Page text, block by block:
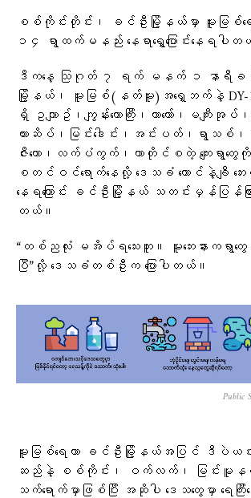
စစ်ကိုင်းတိုင်း၊ ခင်ဦးမြို့နယ်မှာ မူးမြစ်ရေကြီး
၁၄ ရွာထက်မနည်း နေရာရွှေ့ပြောင်းနေရပါ
ဒီကနေ့ သြဂုတ် ၇ ရက် မနက် ၁ နာရီခ
မြို့နယ်၊ မူးမြစ်(နတ်မူး)အရှေ့ဘက်နဲ့ DY-1
ရှိ ဥယျာဥ်၊ကျွန်းတောကြီး၊ယာတော်၊မက
ကားဆိပ်၊မြင်းဒေါင်း၊အင်းပတ်၊ရွာသစ်၊
ဇီးတော၊လက်ပံကွက်၊တာတိုင်စတဲ့ ကျေးရွာတွေကို
စတင်ဝင်ရောက်နေလို့ ဒေသခံ ထောင်နဲ့ချီ ဘေးလွ
နေရကြောင်း ခင်ဦးမြို့နယ် သတင်းမှန်ပြန်ကြား
တယ်။
“တစ်ညလုံး မအိပ်ရသေးဘူး။ မူးဘေးနားကရွ
ပြီ”လို့ ဒေသခံတစ်ဦးက ပြောပါတယ်။
Public
မူးမြစ်ရေဟာ ခင်ဦးမြို့နယ်အပြင် ဒီပဲယ
ဆည်နဲ့ စစ်ကိုင်း၊ ဝက်လက်၊ မြင်းမူ
သက်ရောက်မှာဖြစ်ပြီး အဆိုပါ ဒေသတွေမှာ ရေကြီး